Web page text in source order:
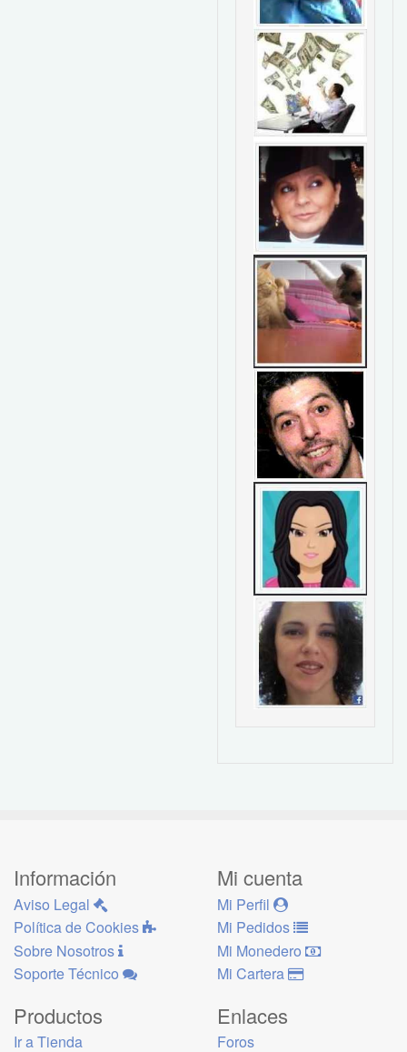
Información
Aviso Legal
Política de Cookies
Sobre Nosotros
Soporte Técnico
Mi cuenta
Mi Perfil
Mi Pedidos
Mi Monedero
Mi Cartera
Productos
Ir a Tienda
Enlaces
Foros